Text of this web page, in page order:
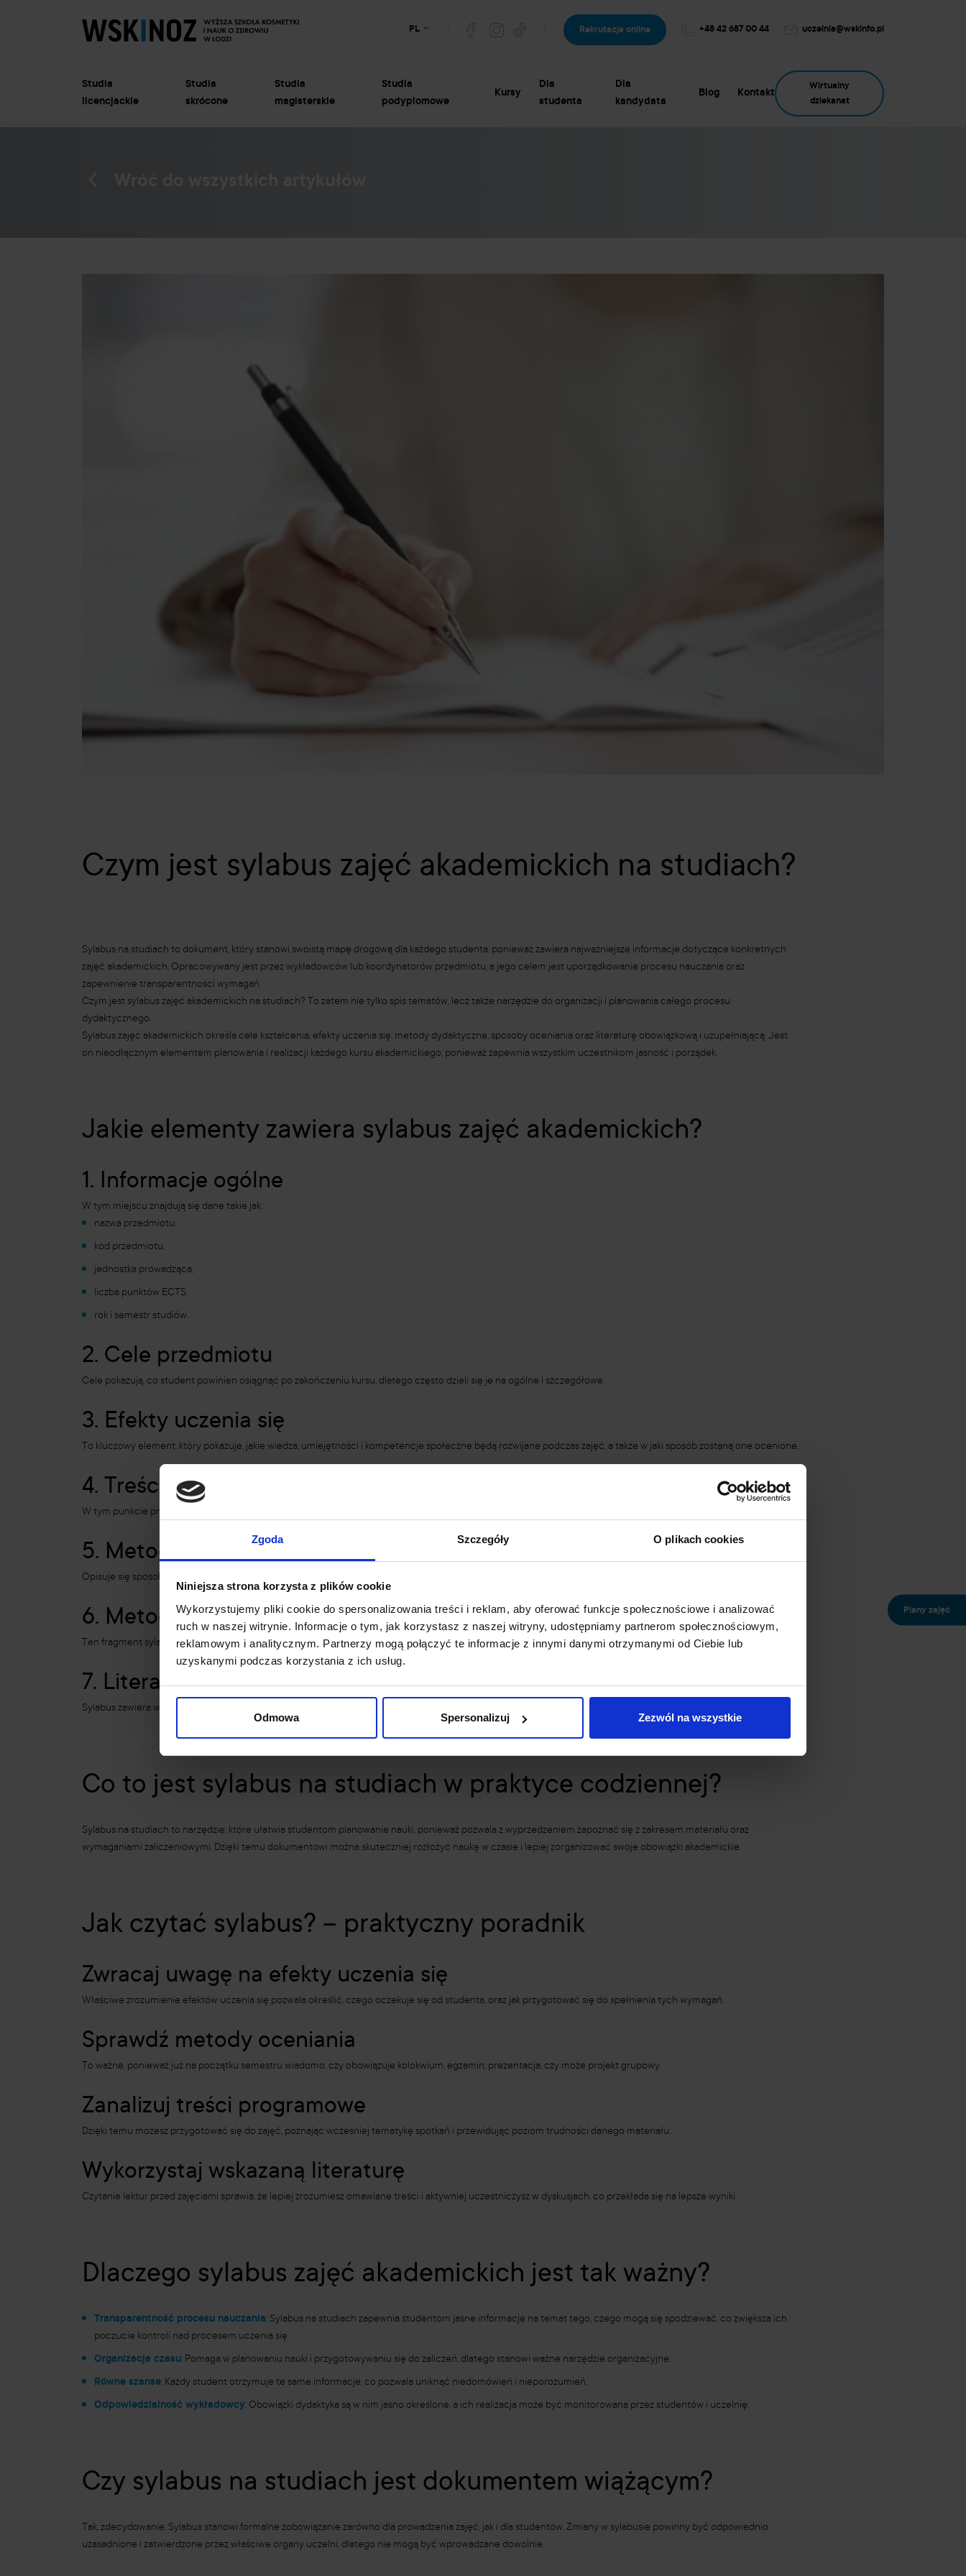
Zgoda Szczegóły O plikach cookies
Niniejsza strona korzysta z plików cookie
Wykorzystujemy pliki cookie do spersonalizowania treści i reklam, aby oferować funkcje społecznościowe i analizować
ruch w naszej witrynie. Informacje o tym, jak korzystasz z naszej witryny, udostępniamy partnerom społecznościowym,
reklamowym i analitycznym. Partnerzy mogą połączyć te informacje z innymi danymi otrzymanymi od Ciebie lub
uzyskanymi podczas korzystania z ich usług.
Odmowa Spersonalizuj Zezwól na wszystkie
PL Rekrutacja online +48 42 687 00 44 uczelnia@wskinfo.pl
Studia
licencjackie
Studia
skrócone
Studia
magisterskie
Studia
podyplomowe
Kursy
Dla
studenta
Dla
kandydata
Blog Kontakt
Wirtualny
dziekanat
Czym jest sylabus zajęć akademickich na studiach?
Sylabus na studiach to dokument, który stanowi swoistą mapę drogową dla każdego studenta, ponieważ zawiera najważniejsze informacje dotyczące konkretnych
zajęć akademickich. Opracowywany jest przez wykładowców lub koordynatorów przedmiotu, a jego celem jest uporządkowanie procesu nauczania oraz
zapewnienie transparentności wymagań.
Czym jest sylabus zajęć akademickich na studiach? To zatem nie tylko spis tematów, lecz także narzędzie do organizacji i planowania całego procesu
dydaktycznego.
Sylabus zajęć akademickich określa cele kształcenia, efekty uczenia się, metody dydaktyczne, sposoby oceniania oraz literaturę obowiązkową i uzupełniającą. Jest
on nieodłącznym elementem planowania i realizacji każdego kursu akademickiego, ponieważ zapewnia wszystkim uczestnikom jasność i porządek.
Jakie elementy zawiera sylabus zajęć akademickich?
1. Informacje ogólne
W tym miejscu znajdują się dane takie jak:
nazwa przedmiotu,
kod przedmiotu,
jednostka prowadząca,
liczba punktów ECTS,
rok i semestr studiów.
2. Cele przedmiotu
Cele pokazują, co student powinien osiągnąć po zakończeniu kursu, dlatego często dzieli się je na ogólne i szczegółowe.
3. Efekty uczenia się
To kluczowy element, który pokazuje, jakie wiedza, umiejętności i kompetencje społeczne będą rozwijane podczas zajęć, a także w jaki sposób zostaną one ocenione.
4. Treści programowe
W tym punkcie przedstawiany jest plan tematów zajęć, dzięki czemu studenci mogą zorientować się, czego mogą się spodziewać na kolejnych spotkaniach.
5. Metody dydaktyczne
Opisuje się sposoby prowadzenia zajęć: wykład, konwersatorium, laboratorium, projekt itp., co pozwala lepiej dostosować styl nauki do własnych potrzeb.
6. Metody i kryteria oceniania
Ten fragment sylabusa zawiera konkretne informacje o wymaganiach na zaliczenie przedmiotu, dlatego jest jednym z najważniejszych dla studentów.
7. Literatura
Sylabus zawiera wykaz lektur obowiązkowych oraz uzupełniających, co ułatwia studentowi przygotowanie się do zajęć i egzaminów.
Co to jest sylabus na studiach w praktyce codziennej?
Sylabus na studiach to narzędzie, które ułatwia studentom planowanie nauki, ponieważ pozwala z wyprzedzeniem zapoznać się z zakresem materiału oraz
wymaganiami zaliczeniowymi. Dzięki temu dokumentowi można skuteczniej rozłożyć naukę w czasie i lepiej zorganizować swoje obowiązki akademickie.
Jak czytać sylabus? – praktyczny poradnik
Zwracaj uwagę na efekty uczenia się
Właściwe zrozumienie efektów uczenia się pozwala określić, czego oczekuje się od studenta, oraz jak przygotować się do spełnienia tych wymagań.
Sprawdź metody oceniania
To ważne, ponieważ już na początku semestru wiadomo, czy obowiązuje kolokwium, egzamin, prezentacja, czy może projekt grupowy.
Zanalizuj treści programowe
Dzięki temu możesz przygotować się do zajęć, poznając wcześniej tematykę spotkań i przewidując poziom trudności danego materiału.
Wykorzystaj wskazaną literaturę
Czytanie lektur przed zajęciami sprawia, że lepiej zrozumiesz omawiane treści i aktywniej uczestniczysz w dyskusjach, co przekłada się na lepsze wyniki.
Dlaczego sylabus zajęć akademickich jest tak ważny?
Transparentność procesu nauczania: Sylabus na studiach zapewnia studentom jasne informacje na temat tego, czego mogą się spodziewać, co zwiększa ich
poczucie kontroli nad procesem uczenia się.
Organizacja czasu: Pomaga w planowaniu nauki i przygotowywaniu się do zaliczeń, dlatego stanowi ważne narzędzie organizacyjne.
Równe szanse: Każdy student otrzymuje te same informacje, co pozwala uniknąć niedomówień i nieporozumień.
Odpowiedzialność wykładowcy: Obowiązki dydaktyka są w nim jasno określone, a ich realizacja może być monitorowana przez studentów i uczelnię.
Czy sylabus na studiach jest dokumentem wiążącym?
Tak, zdecydowanie. Sylabus stanowi formalne zobowiązanie zarówno dla prowadzenia zajęć, jak i dla studentów. Zmiany w sylabusie powinny być odpowiednio
uzasadnione i zatwierdzone przez właściwe organy uczelni, dlatego nie mogą być wprowadzane dowolnie.
Plany zajęć